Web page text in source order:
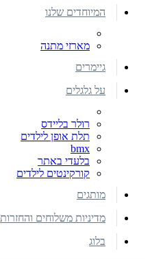
המיוחדים שלנו
מארזי מתנה
גיימרים
על גלגלים
רולר בליידס
תלת אופן לילדים
bmx
בלעדי באתר
קורקינטים לילדים
מותגים
מדיניות משלוחים והחזרות
בלוג